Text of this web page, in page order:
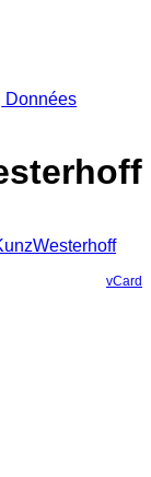
Données
vCard